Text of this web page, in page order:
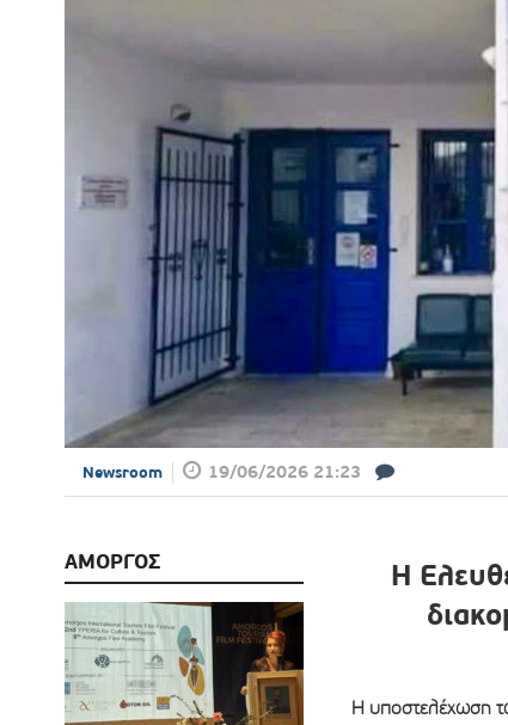
Newsroom 19/06/2026 21:23
ΑΜΟΡΓΟΣ
Η
Η υποστελέχωση